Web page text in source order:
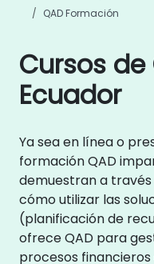
QAD Formación
Cursos de
Ecuador
Ya sea en línea o
formación QAD
demuestran a
cómo utilizar las
(planificación de
ofrece QAD para
procesos